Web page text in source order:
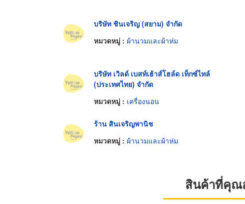
บริษัท ชินเจริญ (สยาม) จำกัด
หมวดหมู่ : ผ้านวมและผ้าห่ม
บริษัท เวิลด์ เบสท์เฮ้าส์โฮล์ด เท็กซ์ไทล์
(ประเทศไทย) จำกัด
หมวดหมู่ : เครื่องนอน
ร้าน สินเจริญพานิช
หมวดหมู่ : ผ้านวมและผ้าห่ม
สินค้าที่คุณ